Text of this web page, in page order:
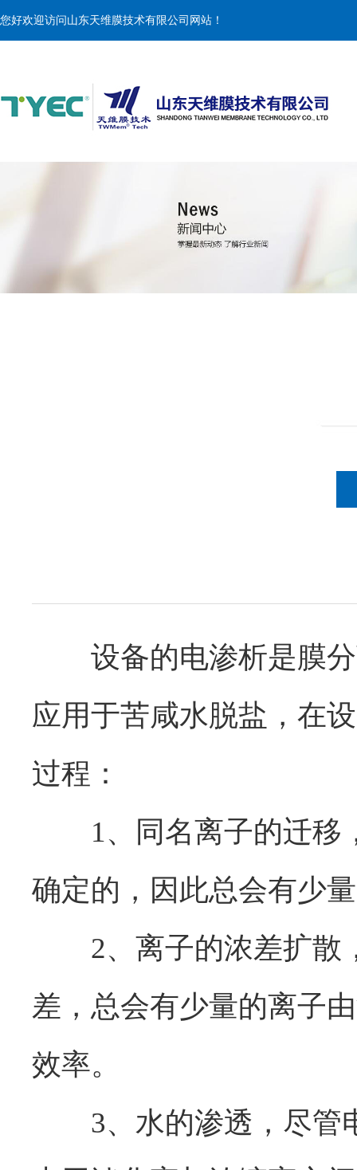
您好欢迎访问山东天维膜技术有限公司网站！
设备的电渗析是膜分
应用于苦咸水脱盐，在
过程：
1、同名离子的迁移，
确定的，因此总会有少
2、离子的浓差扩散，
差，总会有少量的离子
效率。
3、水的渗透，尽管电